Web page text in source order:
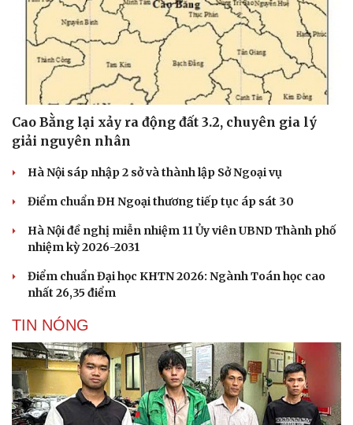
Văn hóa
Sân khấu - Điện ảnh
Văn học
Âm nhạc
Giải trí
Thời trang
Cao Bằng lại xảy ra động đất 3.2, chuyên gia lý
giải nguyên nhân
Hà Nội sáp nhập 2 sở và thành lập Sở Ngoại vụ
Điểm chuẩn ĐH Ngoại thương tiếp tục áp sát 30
Hà Nội đề nghị miễn nhiệm 11 Ủy viên UBND Thành phố
nhiệm kỳ 2026-2031
Điểm chuẩn Đại học KHTN 2026: Ngành Toán học cao
nhất 26,35 điểm
TIN NÓNG